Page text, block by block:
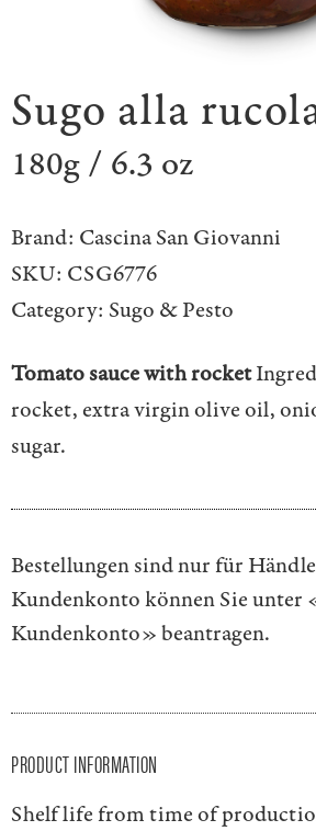
Sugo alla
180g / 6.3 oz
Brand: Cascina San Giovanni
SKU: CSG6776
Category: Sugo & Pesto
Tomato sauce with rocket
rocket, extra virgin olive oil,
sugar.
Bestellungen sind nur für
Kundenkonto können Sie unter
Kundenkonto»beantragen.
PRODUCT INFORMATION
Shelf life from time of